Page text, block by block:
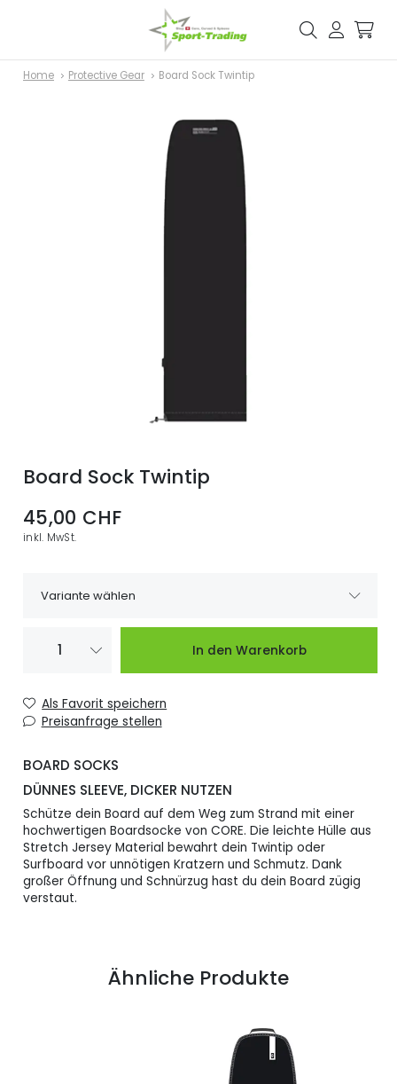
Home Protective Gear Board Sock Twintip
Board Sock Twintip
45,00 CHF
inkl. MwSt.
Variante wählen
Twintip 140
Anfragen.
45,00 CHF
Twintip 155
In den Warenkorb
Als Favorit speichern
BOARD SOCKS
DÜNNES SLEEVE, DICKER NUTZEN
Schütze dein Board auf dem Weg zum Strand mit einer
hochwertigen Boardsocke von CORE. Die leichte Hülle aus
Stretch Jersey Material bewahrt dein Twintip oder
Surfboard vor unnötigen Kratzern und Schmutz. Dank
großer Öffnung und Schnürzug hast du dein Board zügig
verstaut.
Preisanfrage stellen
Ähnliche Produkte